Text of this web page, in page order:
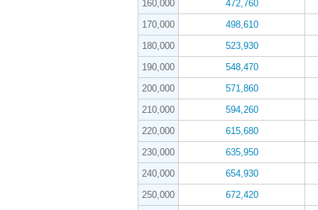
160,000
472,760
170,000
498,610
180,000
523,930
190,000
548,470
200,000
571,860
210,000
594,260
220,000
615,680
230,000
635,950
240,000
654,930
250,000
672,420